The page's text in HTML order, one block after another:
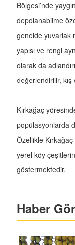
Bölgesi’nde
depolanabilme
genelde yuvarlak
yapısı ve rengi
olarak da
değerlendirilir,
Kırkağaç
popülasyonlarda
Özellikle
yerel köy
göstermektedir.
Haber